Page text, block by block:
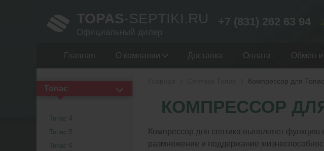
TOPAS-SEPTIKI.RU
Официальный дилер
+7 (831) 262 63 94
Главная О компании Доставка Оплата Обмен и
Топас
Топас 4
Топас 5
Топас 6
Компрессор для Топас
КОМПРЕССОР
Компрессор для септика выполняет функцию
размножение и поддержание